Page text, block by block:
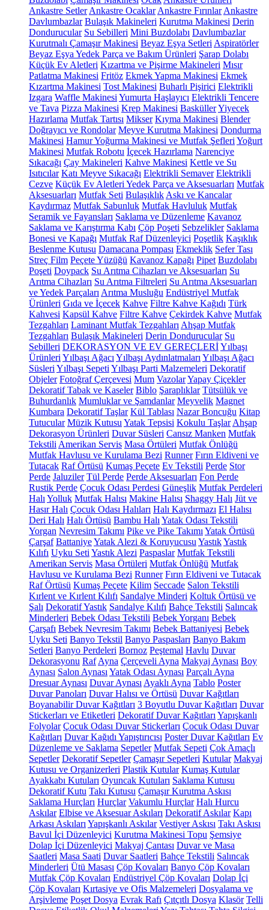
Ankastre Setler Ankastre Ocaklar Ankastre Fırınlar Ankastre
Davlumbazlar Bulaşık Makineleri Kurutma Makinesi Derin
Dondurucular Su Sebilleri Mini Buzdolabı Davlumbazlar
Kurutmalı Çamaşır Makinesi Beyaz Eşya Setleri Aspiratörler
Beyaz Eşya Yedek Parça ve Bakım Ürünleri Şarap Dolabı
Küçük Ev Aletleri Kızartma ve Pişirme Makineleri Mısır
Patlatma Makinesi Fritöz Ekmek Yapma Makinesi Ekmek
Kızartma Makinesi Tost Makinesi Buharlı Pişirici Elektrikli
Izgara Waffle Makinesi Yumurta Haşlayıcı Elektrikli Tencere
ve Tava Pizza Makinesi Krep Makinesi BasküllerYiyecek
Hazırlama Mutfak Tartısı Mikser Kıyma Makinesi Blender
Doğrayıcı ve Rondolar Meyve Kurutma Makinesi Dondurma
Makinesi Hamur Yoğurma Makinesi ve Mutfak Şefleri Yoğurt
Makinesi Mutfak Robotu İçecek Hazırlama Narenciye
Sıkacağı Çay Makineleri Kahve Makinesi Kettle ve Su
Isıtıcılar Katı Meyve Sıkacağı Elektrikli Semaver Elektrikli
Cezve Küçük Ev Aletleri Yedek Parça ve Aksesuarları Mutfak
Aksesuarları Mutfak Seti Bulaşıklık Askı ve Kancalar
Kaydırmaz Mutfak Sabunluk Mutfak Havluluk Mutfak
Seramik ve Fayansları Saklama ve Düzenleme Kavanoz
Saklama ve Karıştırma Kabı Çöp Poşeti Sebzelikler Saklama
Bonesi ve Kapağı Mutfak Raf Düzenleyici Poşetlik Kaşıklık
Beslenme Kutusu Damacana Pompası Ekmeklik Sefer Tası
Streç Film Peçete Yüzüğü Kavanoz Kapağı Pipet Buzdolabı
Poşeti Doypack Su Arıtma Cihazları ve Aksesuarları Su
Arıtma Cihazları Su Arıtma Filtreleri Su Arıtma Aksesuarları
ve Yedek Parçaları Arıtma Musluğu Endüstriyel Mutfak
Ürünleri Gıda ve İçecek Kahve Filtre Kahve Kağıdı Türk
Kahvesi Kapsül Kahve Filtre Kahve Çekirdek Kahve Mutfak
Tezgahları Laminant Mutfak Tezgahları Ahşap Mutfak
Tezgahları Bulaşık Makineleri Derin Dondurucular Su
Sebilleri DEKORASYON VE EV GEREÇLERİYılbaşı
Ürünleri Yılbaşı Ağacı Yılbaşı Aydınlatmaları Yılbaşı Ağacı
Süsleri Yılbaşı Sepeti Yılbaşı Parti Malzemeleri Dekoratif
Objeler Fotoğraf Çerçevesi Mum VazolarYapay Çiçekler
Dekoratif Tabak ve Kaseler Biblo Şaraplıklar Tütsülük ve
Buhurdanlık Mumluklar ve Şamdanlar Meyvelik Magnet
Kumbara Dekoratif Taşlar Kül Tablası Nazar Boncuğu Kitap
Tutucular Müzik Kutusu Yatak Tepsisi Kokulu Taşlar Ahşap
Dekorasyon Ürünleri Duvar Süsleri Cansız Manken Mutfak
Tekstili Amerikan Servis Masa Örtüleri Mutfak Önlüğü
Mutfak Havlusu ve Kurulama Bezi Runner Fırın Eldiveni ve
Tutacak Raf Örtüsü Kumaş Peçete Ev Tekstili Perde Stor
Perde Jaluziler Tül Perde Perde Aksesuarları Fon Perde
Rustik Perde Çocuk Odası Perdesi Güneşlik Mutfak Perdeleri
Halı Yolluk Mutfak Halısı Makine Halısı Shaggy Halı Jüt ve
Hasır Halı Çocuk Odası Halıları Halı Kaydırmazı El Halısı
Deri Halı Halı Örtüsü Bambu Halı Yatak Odası Tekstili
Yorgan Nevresim Takımı Pike ve Pike Takımı Yatak Örtüsü
Çarşaf BattaniyeYatak Alezi & Koruyucusu YastıkYastık
Kılıfı Uyku Seti Yastık Alezi Paspaslar Mutfak Tekstili
Amerikan Servis Masa Örtüleri Mutfak Önlüğü Mutfak
Havlusu ve Kurulama Bezi Runner Fırın Eldiveni ve Tutacak
Raf Örtüsü Kumaş Peçete Kilim Seccade Salon Tekstili
Kırlent ve Kırlent Kılıfı Sandalye Minderi Koltuk Örtüsü ve
Şalı Dekoratif Yastık Sandalye Kılıfı Bahçe Tekstili Salıncak
Minderleri Bebek Odası Tekstili Bebek Yorganı Bebek
Çarşafı Bebek Nevresim Takımı Bebek Battaniyesi Bebek
Uyku Seti Banyo Tekstil Banyo Paspasları Banyo Bakım
Setleri Banyo Perdeleri Bornoz Peştemal Havlu Duvar
Dekorasyonu Raf Ayna Çerçeveli Ayna Makyaj Aynası Boy
Aynası Salon Aynası Yatak Odası Aynası Parçalı Ayna
Dresuar Aynası Duvar Aynası Ayaklı Ayna Tablo Poster
Duvar Panoları Duvar Halısı ve Örtüsü Duvar Kağıtları
Boyanabilir Duvar Kağıtları 3 Boyutlu Duvar Kağıtları Duvar
Stickerları ve Etiketleri Dekoratif Duvar Kağıtları Yapışkanlı
Folyolar Çocuk Odası Duvar Stickerları Çocuk Odası Duvar
Kağıtları Duvar Kağıdı Yapıştırıcısı Poster Duvar Kağıtları Ev
Düzenleme ve Saklama Sepetler Mutfak Sepeti Çok Amaçlı
Sepetler Dekoratif Sepetler Çamaşır Sepetleri Kutular Makyaj
Kutusu ve Organizerleri Plastik Kutular Kumaş Kutular
Ayakkabı Kutuları Oyuncak Kutuları Saklama Kutusu
Dekoratif Kutu Takı Kutusu Çamaşır Kurutma Askısı
Saklama Hurçları Hurçlar Vakumlu Hurçlar Halı Hurcu
Askılar Elbise ve Aksesuar Askıları Dekoratif Askılar Kapı
Arkası Askıları Yapışkanlı Askılar Vestiyer Askısı Takı Askısı
Bavul İçi Düzenleyici Kurutma Makinesi Topu Şemsiye
Dolap İçi Düzenleyici Makyaj Çantası Duvar ve Masa
Saatleri Masa Saati Duvar Saatleri Bahçe Tekstili Salıncak
Minderleri Ütü Masası Çöp Kovaları Banyo Çöp Kovaları
Mutfak Çöp Kovaları Endüstriyel Çöp Kovaları Dolap İçi
Çöp Kovaları Kırtasiye ve Ofis Malzemeleri Dosyalama ve
Arşivleme Poşet Dosya Evrak Rafı Çıtçıtlı Dosya Klasör Telli